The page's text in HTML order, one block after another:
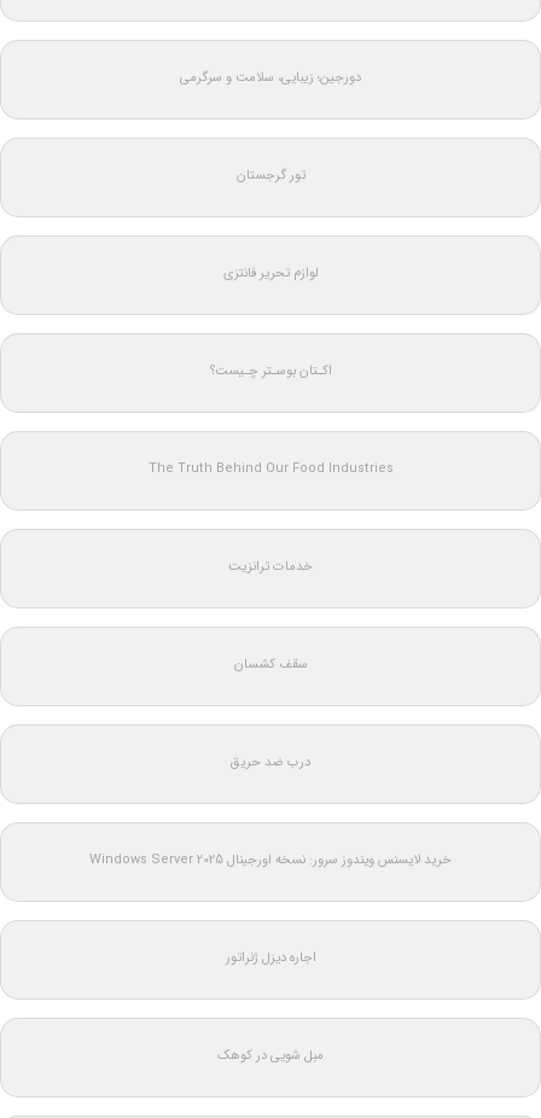
دورجین؛ زیبایی، سلامت و سرگرمی
تور گرجستان
لوازم تحریر فانتزی
اکـتان بوسـتر چـیست؟
The Truth Behind Our Food Industries
خدمات ترانزیت
سقف کشسان
درب ضد حریق
خرید لایسنس ویندوز سرور: نسخه اورجینال Windows Server 2025
اجاره دیزل ژنراتور
مبل شویی در کوهک